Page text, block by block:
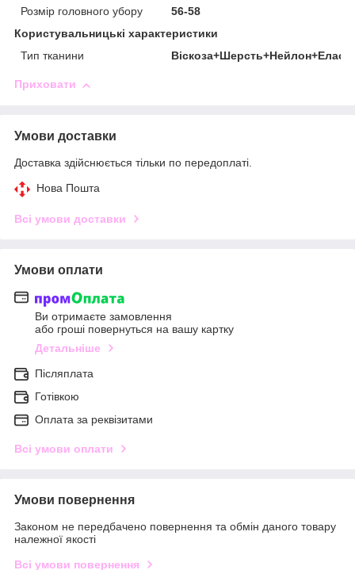
Розмір головного убору
56-58
Користувальницькі характеристики
Тип тканини
Приховати
Умови доставки
Доставка здійснюється тільки по передоплаті.
Нова Пошта
Всі умови доставки
Умови оплати
Ви отримаєте замовлення
або гроші повернуться на вашу картку
Детальніше
Післяплата
Готівкою
Оплата за реквізитами
Всі умови оплати
Умови повернення
Законом не передбачено повернення та обмін даного товару
належної якості
Всі умови повернення